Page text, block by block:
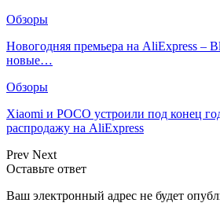
Обзоры
Новогодняя премьера на AliExpress –
новые…
Обзоры
Xiaomi и POCO устроили под конец
распродажу на AliExpress
Prev Next
Оставьте ответ
Ваш электронный адрес не будет